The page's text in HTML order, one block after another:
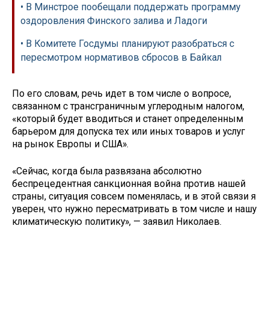
• В Минстрое пообещали поддержать программу
оздоровления Финского залива и Ладоги
• В Комитете Госдумы планируют разобраться с
пересмотром нормативов сбросов в Байкал
По его словам, речь идет в том числе о вопросе,
связанном с трансграничным углеродным налогом,
«который будет вводиться и станет определенным
барьером для допуска тех или иных товаров и услуг
на рынок Европы и США».
«Сейчас, когда была развязана абсолютно
беспрецедентная санкционная война против нашей
страны, ситуация совсем поменялась, и в этой связи я
уверен, что нужно пересматривать в том числе и нашу
климатическую политику», — заявил Николаев.